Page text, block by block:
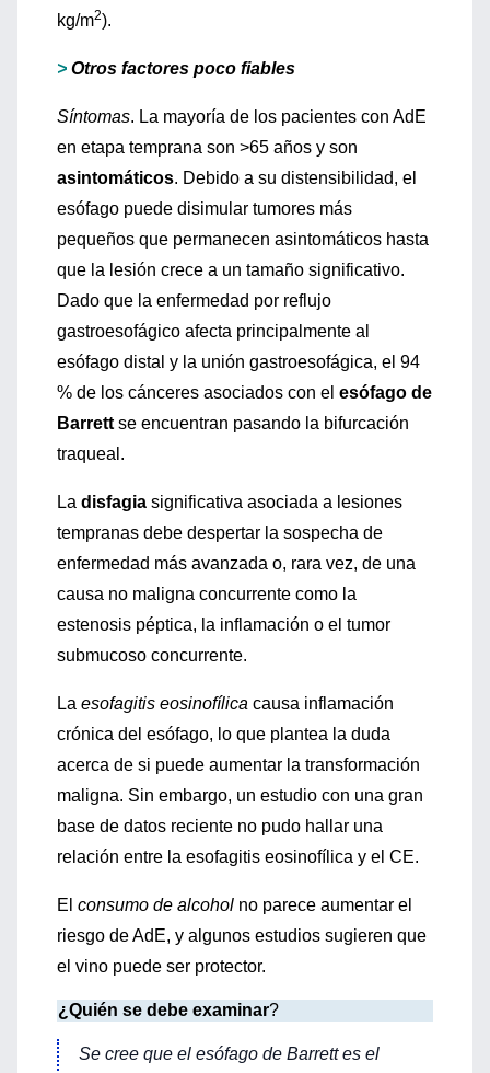
kg/m2).
> Otros factores poco fiables
Síntomas. La mayoría de los pacientes con AdE
en etapa temprana son >65 años y son
asintomáticos. Debido a su distensibilidad, el
esófago puede disimular tumores más
pequeños que permanecen asintomáticos hasta
que la lesión crece a un tamaño significativo.
Dado que la enfermedad por reflujo
gastroesofágico afecta principalmente al
esófago distal y la unión gastroesofágica, el 94
% de los cánceres asociados con el esófago de
Barrett se encuentran pasando la bifurcación
traqueal.
La disfagia significativa asociada a lesiones
tempranas debe despertar la sospecha de
enfermedad más avanzada o, rara vez, de una
causa no maligna concurrente como la
estenosis péptica, la inflamación o el tumor
submucoso concurrente.
La esofagitis eosinofílica causa inflamación
crónica del esófago, lo que plantea la duda
acerca de si puede aumentar la transformación
maligna. Sin embargo, un estudio con una gran
base de datos reciente no pudo hallar una
relación entre la esofagitis eosinofílica y el CE.
El consumo de alcohol no parece aumentar el
riesgo de AdE, y algunos estudios sugieren que
el vino puede ser protector.
¿Quién se debe examinar?
Se cree que el esófago de Barrett es el